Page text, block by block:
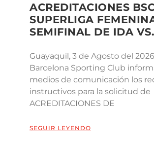
ACREDITACIONES
SUPERLIGA
SEMIFINAL DE IDA
Guayaquil, 3 de Agosto del 2026
Barcelona Sporting Club
medios de comunicación los
instructivos para la solicitud de
ACREDITACIONES DE
SEGUIR LEYENDO